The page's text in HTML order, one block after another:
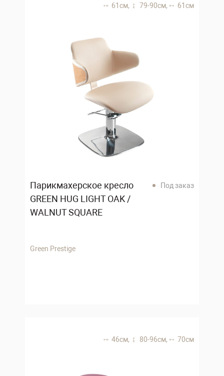
61 см, 79-90 см, 61 см
Парикмахерское кресло
GREEN HUG LIGHT OAK /
WALNUT SQUARE
Под заказ
Green Prestige
46 см, 80-96 см, 70 см